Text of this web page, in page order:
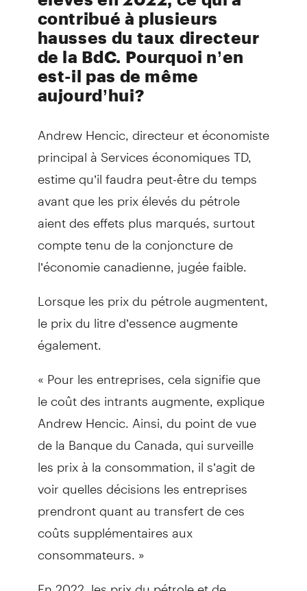
contribué à plusieurs
hausses du taux directeur
de la BdC. Pourquoi n’en
est-il pas de même
aujourd’hui?
Andrew Hencic, directeur et économiste
principal à Services économiques TD,
estime qu’il faudra peut-être du temps
avant que les prix élevés du pétrole
aient des effets plus marqués, surtout
compte tenu de la conjoncture de
l’économie canadienne, jugée faible.
Lorsque les prix du pétrole augmentent,
le prix du litre d’essence augmente
également.
« Pour les entreprises, cela signifie que
le coût des intrants augmente, explique
Andrew Hencic. Ainsi, du point de vue
de la Banque du Canada, qui surveille
les prix à la consommation, il s’agit de
voir quelles décisions les entreprises
prendront quant au transfert de ces
coûts supplémentaires aux
consommateurs. »
En 2022, les prix du pétrole et de